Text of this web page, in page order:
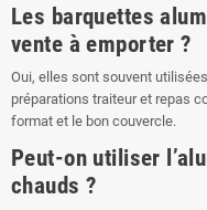
Les barquettes
vente à emporter ?
Oui, elles sont souvent
préparations traiteur et repas
format et le bon couvercle.
Peut-on utiliser
chauds ?